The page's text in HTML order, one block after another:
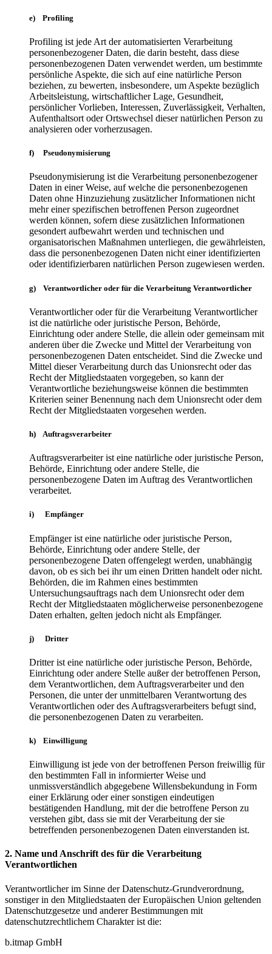
e) Profiling
Profiling ist jede Art der automatisierten Verarbeitung
personenbezogener Daten, die darin besteht, dass diese
personenbezogenen Daten verwendet werden, um bestimmte
persönliche Aspekte, die sich auf eine natürliche Person
beziehen, zu bewerten, insbesondere, um Aspekte bezüglich
Arbeitsleistung, wirtschaftlicher Lage, Gesundheit,
persönlicher Vorlieben, Interessen, Zuverlässigkeit, Verhalten,
Aufenthaltsort oder Ortswechsel dieser natürlichen Person zu
analysieren oder vorherzusagen.
f) Pseudonymisierung
Pseudonymisierung ist die Verarbeitung personenbezogener
Daten in einer Weise, auf welche die personenbezogenen
Daten ohne Hinzuziehung zusätzlicher Informationen nicht
mehr einer spezifischen betroffenen Person zugeordnet
werden können, sofern diese zusätzlichen Informationen
gesondert aufbewahrt werden und technischen und
organisatorischen Maßnahmen unterliegen, die gewährleisten,
dass die personenbezogenen Daten nicht einer identifizierten
oder identifizierbaren natürlichen Person zugewiesen werden.
g) Verantwortlicher oder für die Verarbeitung Verantwortlicher
Verantwortlicher oder für die Verarbeitung Verantwortlicher
ist die natürliche oder juristische Person, Behörde,
Einrichtung oder andere Stelle, die allein oder gemeinsam mit
anderen über die Zwecke und Mittel der Verarbeitung von
personenbezogenen Daten entscheidet. Sind die Zwecke und
Mittel dieser Verarbeitung durch das Unionsrecht oder das
Recht der Mitgliedstaaten vorgegeben, so kann der
Verantwortliche beziehungsweise können die bestimmten
Kriterien seiner Benennung nach dem Unionsrecht oder dem
Recht der Mitgliedstaaten vorgesehen werden.
h) Auftragsverarbeiter
Auftragsverarbeiter ist eine natürliche oder juristische Person,
Behörde, Einrichtung oder andere Stelle, die
personenbezogene Daten im Auftrag des Verantwortlichen
verarbeitet.
i) Empfänger
Empfänger ist eine natürliche oder juristische Person,
Behörde, Einrichtung oder andere Stelle, der
personenbezogene Daten offengelegt werden, unabhängig
davon, ob es sich bei ihr um einen Dritten handelt oder nicht.
Behörden, die im Rahmen eines bestimmten
Untersuchungsauftrags nach dem Unionsrecht oder dem
Recht der Mitgliedstaaten möglicherweise personenbezogene
Daten erhalten, gelten jedoch nicht als Empfänger.
j) Dritter
Dritter ist eine natürliche oder juristische Person, Behörde,
Einrichtung oder andere Stelle außer der betroffenen Person,
dem Verantwortlichen, dem Auftragsverarbeiter und den
Personen, die unter der unmittelbaren Verantwortung des
Verantwortlichen oder des Auftragsverarbeiters befugt sind,
die personenbezogenen Daten zu verarbeiten.
k) Einwilligung
Einwilligung ist jede von der betroffenen Person freiwillig für
den bestimmten Fall in informierter Weise und
unmissverständlich abgegebene Willensbekundung in Form
einer Erklärung oder einer sonstigen eindeutigen
bestätigenden Handlung, mit der die betroffene Person zu
verstehen gibt, dass sie mit der Verarbeitung der sie
betreffenden personenbezogenen Daten einverstanden ist.
2. Name und Anschrift des für die Verarbeitung
Verantwortlichen
Verantwortlicher im Sinne der Datenschutz-Grundverordnung,
sonstiger in den Mitgliedstaaten der Europäischen Union geltenden
Datenschutzgesetze und anderer Bestimmungen mit
datenschutzrechtlichem Charakter ist die:
b.itmap GmbH